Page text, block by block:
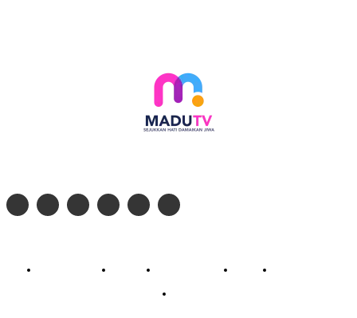
Profil Madu TV Redaksi Pedoman Siber Kontak